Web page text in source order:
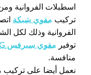
اسطبلات الفروانية
تركيب مقوي شبكة
الفروانية وذلك لكل
توفير مقوي سيرفس 5G
منافسة.
نعمل أيضا على